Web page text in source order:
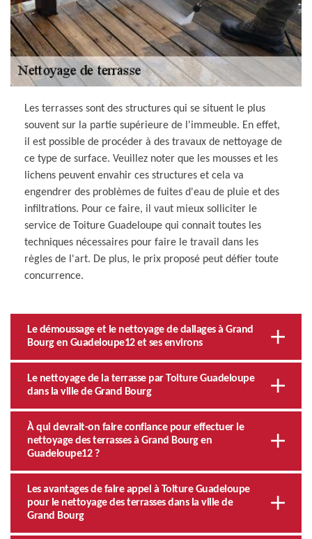
Les terrasses sont des structures qui se situent le plus
souvent sur la partie supérieure de l'immeuble. En effet,
il est possible de procéder à des travaux de nettoyage de
ce type de surface. Veuillez noter que les mousses et les
lichens peuvent envahir ces structures et cela va
engendrer des problèmes de fuites d'eau de pluie et des
infiltrations. Pour ce faire, il vaut mieux solliciter le
service de Toiture Guadeloupe qui connait toutes les
techniques nécessaires pour faire le travail dans les
règles de l'art. De plus, le prix proposé peut défier toute
concurrence.
Le démoussage et le nettoyage de dallages à Grand
Bourg en Guadeloupe12 et ses environs
Le nettoyage de la terrasse par Toiture Guadeloupe
dans la ville de Grand Bourg
À qui devrait-on faire confiance pour effectuer le
nettoyage des terrasses à Grand Bourg en
Guadeloupe12 ?
Les avantages de faire appel à Toiture Guadeloupe
pour le nettoyage des terrasses dans la ville de
Grand Bourg